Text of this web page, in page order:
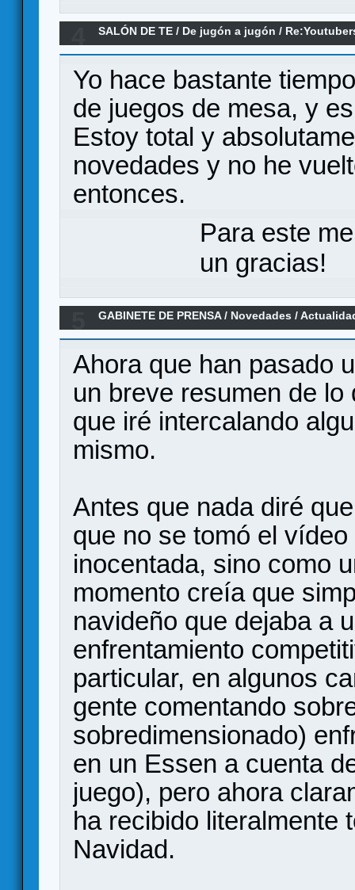
SALÓN DE TE / De jugón a jugón /
Yo hace bastante
de juegos de mesa, y
Estoy total y
novedades y no he
entonces.
Para este
un gracias!
GABINETE DE PRENSA/ Novedades /
Games
Ahora que han pasado
un breve resumen de
que iré intercalando
mismo.
Antes que nada diré
que no se tomó el
inocentada, sino como
momento creía que
navideño que dejaba a
enfrentamiento
particular, en algunos
gente comentando
sobredimensionado)
en un Essen a cuenta
juego), pero ahora
ha recibido literalmente
Navidad.